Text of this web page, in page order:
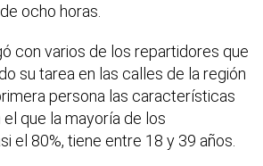
ocho horas.
con varios de los repartidores que
su tarea en las calles de la región
persona las características
que la mayoría de los
el 80%, tiene entre 18 y 39 años.